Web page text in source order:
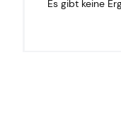
Es gibt keine